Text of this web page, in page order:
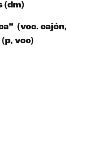
(dm)
(voc. cajón,
voc)